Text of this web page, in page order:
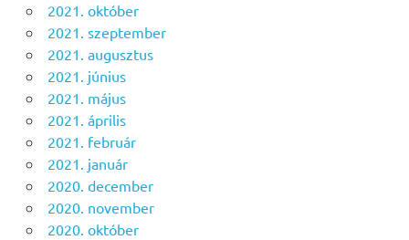
2021. október
2021. szeptember
2021. augusztus
2021. június
2021. május
2021. április
2021. február
2021. január
2020. december
2020. november
2020. október